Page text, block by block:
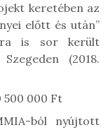
keretében az
előtt és után”
is sor került
(2018.
500 000 Ft
ból nyújtott